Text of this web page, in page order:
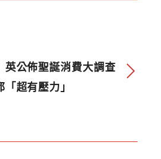
英公佈聖誕消費大調查
超有壓力」